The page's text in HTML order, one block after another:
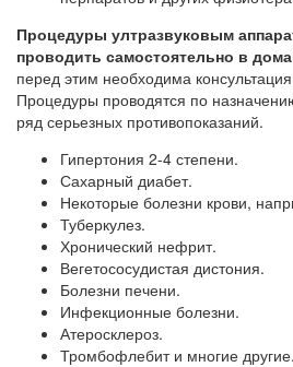
Процедуры ултразвуковым
проводить самостоятельно в
перед этим необходима
Процедуры проводятся по
ряд серьезных противопоказаний.
Гипертония 2-4 степени.
Сахарный диабет.
Некоторые болезни крови,
Туберкулез.
Хронический нефрит.
Вегетососудистая дистония.
Болезни печени.
Инфекционные болезни.
Атеросклероз.
Тромбофлебит и многие другие.